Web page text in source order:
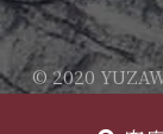
© 2020